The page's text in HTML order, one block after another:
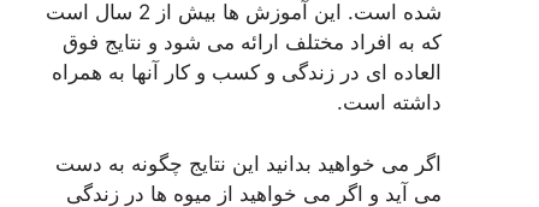
شده است. این آموزش ها بیش از 2 سال است
که به افراد مختلف ارائه می شود و نتایج فوق
العاده ای در زندگی و کسب و کار آنها به همراه
داشته است.
اگر می خواهید بدانید این نتایج چگونه به دست
می آید و اگر می خواهید از میوه ها در زندگی